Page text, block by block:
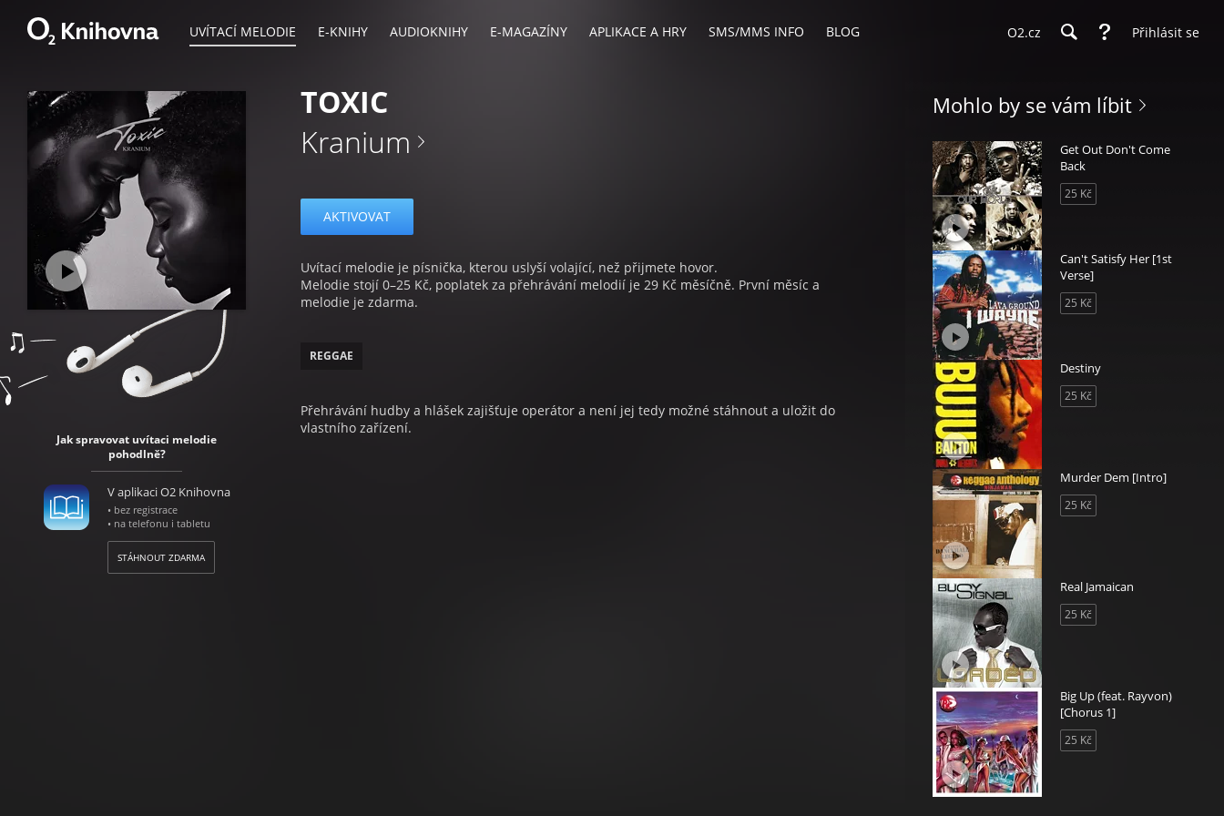
UVÍTACÍ MELODIE E-KNIHY AUDIOKNIHY E-MAGAZÍNY APLIKACE A HRY SMS/MMS INFO BLOG O2.cz Přihlásit se
Jak spravovat uvítaci melodie
pohodlně?
V aplikaci O2 Knihovna
• bez registrace
• na telefonu i tabletu
STÁHNOUT ZDARMA
TOXIC
Kranium
AKTIVOVAT
Uvítací melodie je písnička, kterou uslyší volající, než přijmete hovor.
Melodie stojí 0–25 Kč, poplatek za přehrávání melodií je 29 Kč měsíčně. První měsíc a
melodie je zdarma.
REGGAE
Přehrávání hudby a hlášek zajišťuje operátor a není jej tedy možné stáhnout a uložit do
vlastního zařízení.
Mohlo by se vám líbit
Get Out Don't Come
Back
25 Kč
Can't Satisfy Her [1st
Verse]
25 Kč
Destiny
25 Kč
Murder Dem [Intro]
25 Kč
Real Jamaican
25 Kč
Big Up (feat. Rayvon)
[Chorus 1]
25 Kč